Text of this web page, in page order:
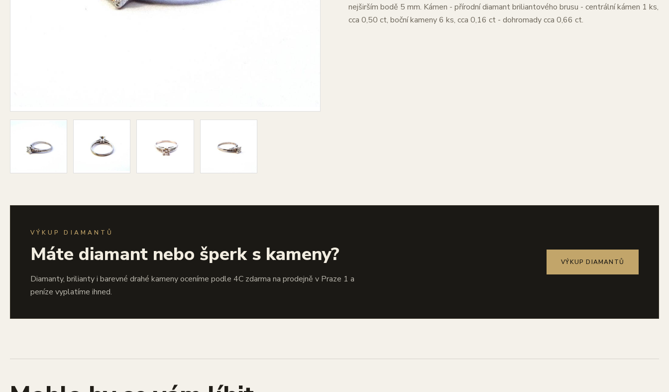
nejširším bodě 5 mm. Kámen - přírodní diamant briliantového brusu - centrální kámen 1 ks,
cca 0,50 ct, boční kameny 6 ks, cca 0,16 ct - dohromady cca 0,66 ct.
VÝKUP DIAMANTŮ
Máte diamant nebo šperk s kameny?
Diamanty, brilianty i barevné drahé kameny oceníme podle 4C zdarma na prodejně v Praze 1 a
peníze vyplatíme ihned.
VÝKUP DIAMANTŮ